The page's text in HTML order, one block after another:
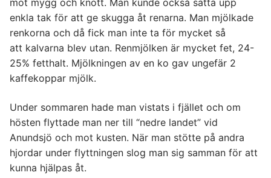
enkla tak för att ge skugga åt renarna. Man mjölkade
renkorna och då fick man inte ta för mycket så
att kalvarna blev utan. Renmjölken är mycket fet, 24-
25% fetthalt. Mjölkningen av en ko gav ungefär 2
kaffekoppar mjölk.
Under sommaren hade man vistats i fjället och om
hösten flyttade man ner till “nedre landet” vid
Anundsjö och mot kusten. När man stötte på andra
hjordar under flyttningen slog man sig samman för att
kunna hjälpas åt.